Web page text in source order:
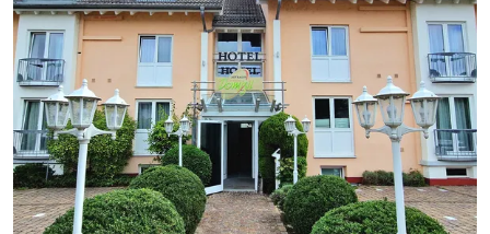
Einzelzimmer Komfort
1 Erwachsenen und 1 Kind